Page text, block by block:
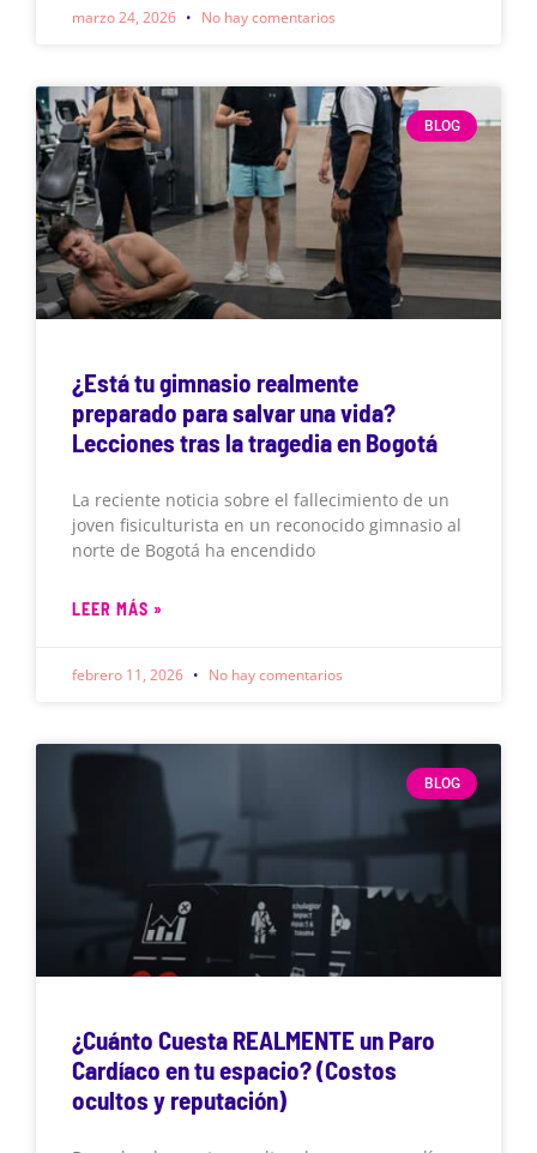
marzo 24, 2026 No hay comentarios
BLOG
¿Está tu gimnasio realmente
preparado para salvar una vida?
Lecciones tras la tragedia en Bogotá
La reciente noticia sobre el fallecimiento de un
joven fisiculturista en un reconocido gimnasio al
norte de Bogotá ha encendido
LEER MÁS »
febrero 11, 2026 No hay comentarios
BLOG
¿Cuánto Cuesta REALMENTE un Paro
Cardíaco en tu espacio? (Costos
ocultos y reputación)